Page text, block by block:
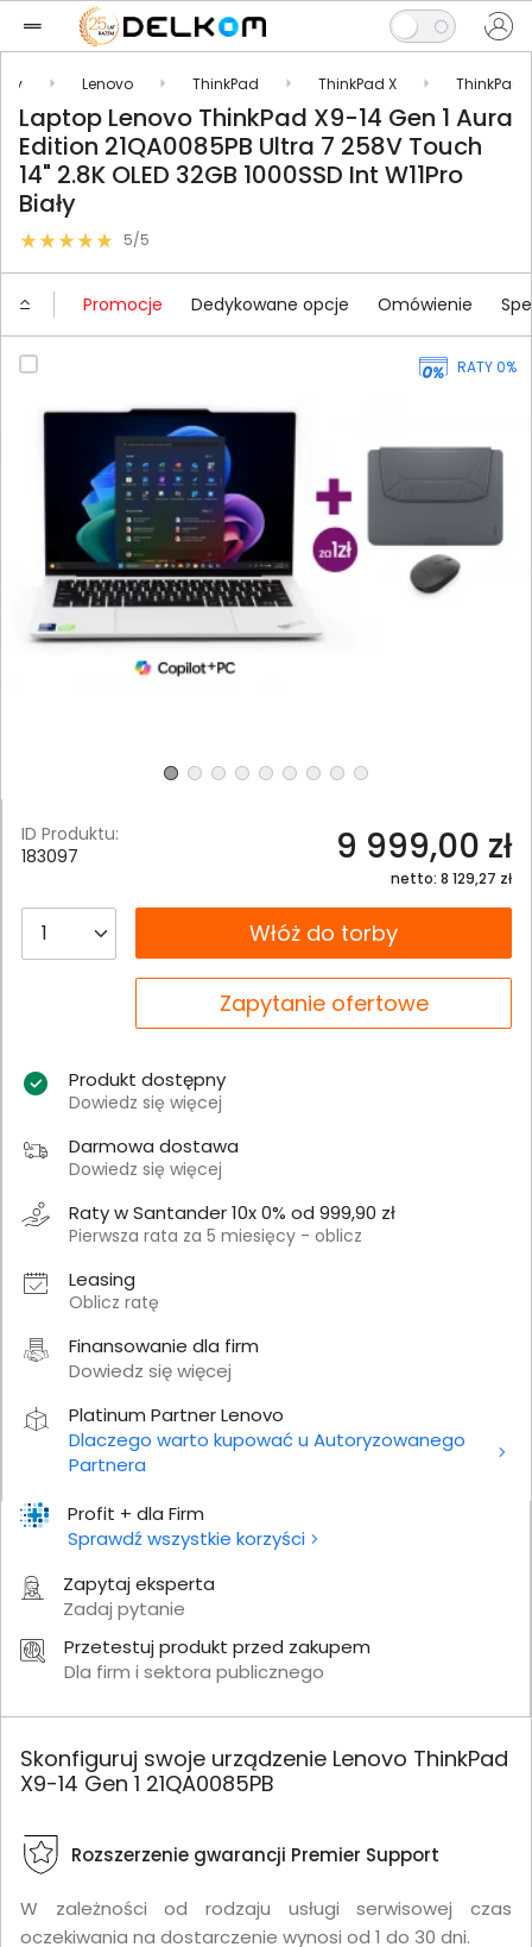
Lenovo ThinkPad ThinkPad X ThinkPad
Laptop Lenovo ThinkPad X9-14 Gen 1 Aura
Edition 21QA0085PB Ultra 7 258V Touch
14" 2.8K OLED 32GB 1000SSD Int W11Pro
Biały
5/5
Promocje Dedykowane opcje Omówienie
Profit + dla Firm
Sprawdź wszystkie korzyści
Zapytaj eksperta
Zadaj pytanie
Przetestuj produkt przed zakupem
Dla firm i sektora publicznego
RATY 0%
ID Produktu:
183097
9 999,00 zł
netto: 8 129,27 zł
__B2C.PRODUCT.QUANTITYWłóż do torby
Zapytanie ofertowe
Produkt dostępny
Dowiedz się więcej
Darmowa dostawa
Dowiedz się więcej
Raty w Santander 10x 0% od 999,90 zł
Pierwsza rata za 5 miesięcy - oblicz
Leasing
Oblicz ratę
Finansowanie dla firm
Dowiedz się więcej
Platinum Partner Lenovo
Dlaczego warto kupować u Autoryzowanego
Partnera
Skonfiguruj swoje urządzenie Lenovo ThinkPad
X9-14 Gen 1 21QA0085PB
Rozszerzenie gwarancji Premier Support
W zależności od rodzaju usługi serwisowej czas
oczekiwania na dostarczenie wynosi od 1 do 30 dni.